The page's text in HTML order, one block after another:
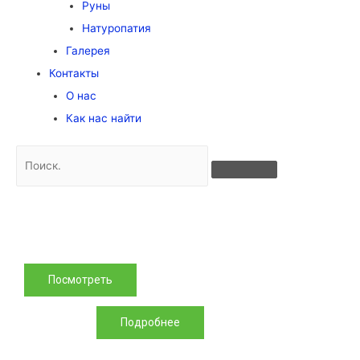
Руны
Натуропатия
Галерея
Контакты
О нас
Как нас найти
Авторский практикум-интенсив
Подробнее
Посмотреть